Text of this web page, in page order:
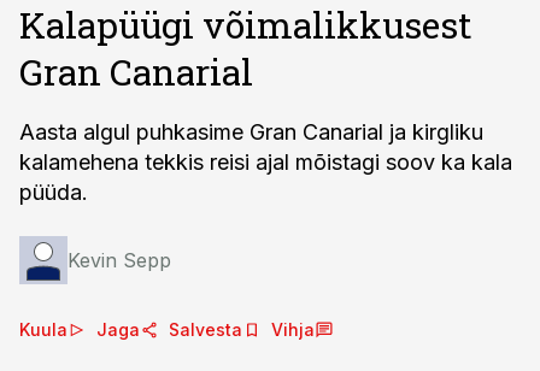
Kalapüügi võimalikkusest
Gran Canarial
Aasta algul puhkasime Gran Canarial ja kirgliku
kalamehena tekkis reisi ajal mõistagi soov ka kala
püüda.
Kevin Sepp
Kuula Jaga Salvesta Vihja